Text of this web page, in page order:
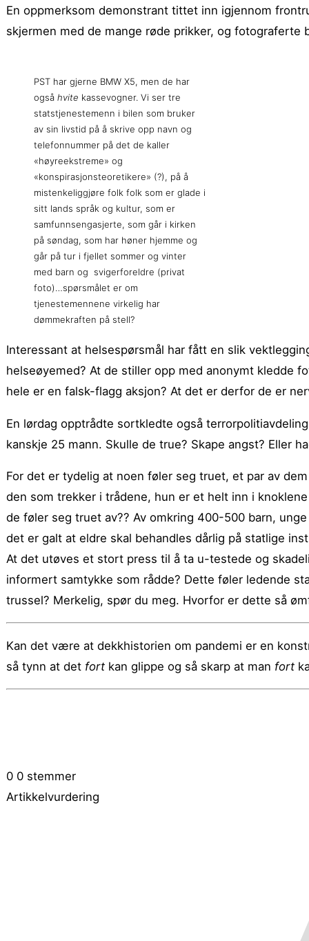
En oppmerksom demonstrant tittet inn igjennom
skjermen med de mange røde prikker, og fotograferte
PST har gjerne BMW X5, men de har
også hvite kassevogner. Vi ser tre
statstjenestemenn i bilen som bruker
av sin livstid på å skrive opp navn og
telefonnummer på det de kaller
«høyreekstreme» og
«konspirasjonsteoretikere» (?), på å
mistenkeliggjøre folk folk som er glade i
sitt lands språk og kultur, som er
samfunnsengasjerte, som går i kirken
på søndag, som har høner hjemme og
går på tur i fjellet sommer og vinter
med barn og svigerforeldre (privat
foto)…spørsmålet er om
tjenestemennene virkelig har
dømmekraften på stell?
Interessant at helsespørsmål har fått en slik
helseøyemed? At de stiller opp med anonymt kledde
hele er en falsk-flagg aksjon? At det er derfor de er
En lørdag opptrådte sortkledte også
kanskje 25 mann. Skulle de true? Skape angst? Eller
For det er tydelig at noen føler seg truet, et par av
den som trekker i trådene, hun er et helt inn i
de føler seg truet av?? Av omkring 400-500 barn,
det er galt at eldre skal behandles dårlig på statlige
At det utøves et stort press til å ta u-testede og
informert samtykke som rådde? Dette føler ledende
trussel? Merkelig, spør du meg. Hvorfor er dette så
Kan det være at dekkhistorien om pandemi er en
så tynn at det fort kan glippe og så skarp at man fort
0 0 stemmer
Artikkelvurdering